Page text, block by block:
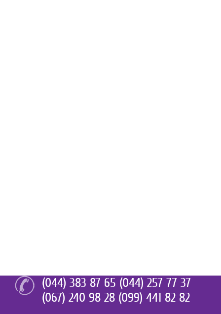
(044) 383 87 65 (044) 257 77 37
(067) 240 98 28 (099) 441 82 82